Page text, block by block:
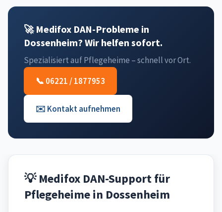
🚀 Medifox DAN-Probleme in
Dossenheim? Wir helfen sofort.
Spezialisiert auf Pflegeheime – schnell vor Ort.
📞 06221 / 1877953
✉️ Kontakt aufnehmen
💡 Medifox DAN-Support für
Pflegeheime in Dossenheim